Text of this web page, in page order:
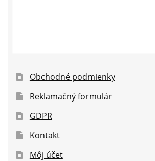
Obchodné podmienky
Reklamačný formulár
GDPR
Kontakt
Môj účet